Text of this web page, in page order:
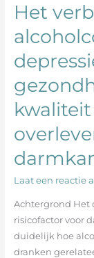
Het
Laat een reactie
Achtergrond Het
risicofactor voor
duidelijk hoe
dranken
Het
tussen
angst,
depressie
en
kwaliteit
van
leven
bij
overlevenden
van
darmkanker